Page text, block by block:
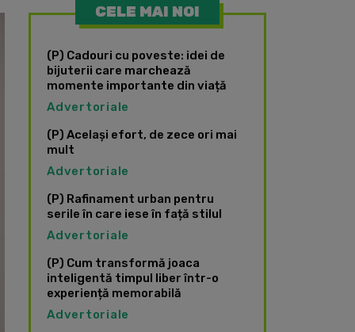
CELE MAI NOI
(P) Cadouri cu poveste: idei de
bijuterii care marchează
momente importante din viață
Advertoriale
(P) Același efort, de zece ori mai
mult
Advertoriale
(P) Rafinament urban pentru
serile în care iese în față stilul
Advertoriale
(P) Cum transformă joaca
inteligentă timpul liber într-o
experiență memorabilă
Advertoriale